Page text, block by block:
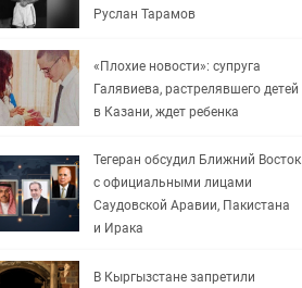
Руслан Тарамов
«Плохие новости»: супруга
Галявиева, растрелявшего детей
в Казани, ждет ребенка
Тегеран обсудил Ближний Восток
с официальными лицами
Саудовской Аравии, Пакистана
и Ирака
В Кыргызстане запретили